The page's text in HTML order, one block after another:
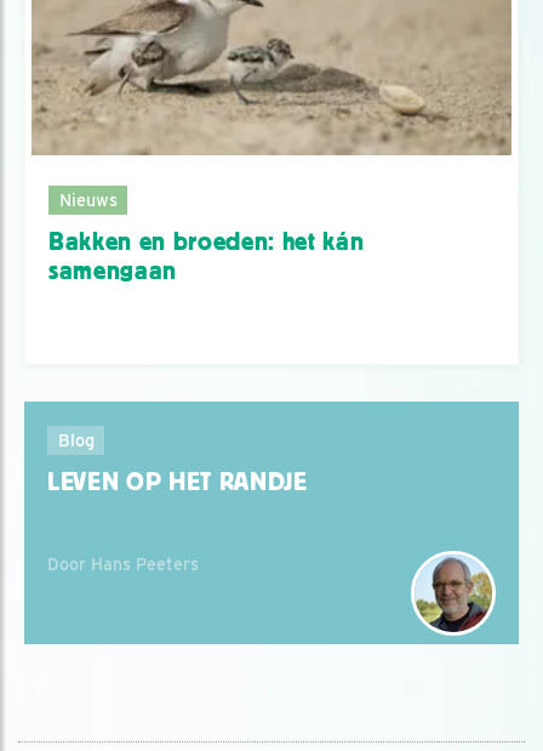
Nieuws
Bakken en broeden: het kán
samengaan
Blog
LEVEN OP HET RANDJE
Door Hans Peeters